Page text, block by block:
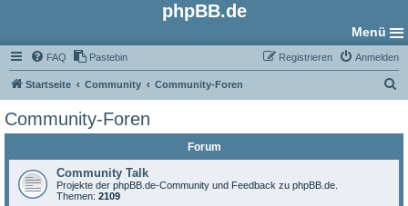
phpBB.de
Menü
FAQ Pastebin Anmelden
Registrieren
Startseite Community Community-Foren
Community-Foren
Forum
Community Talk
Projekte der phpBB.de-Community und Feedback zu phpBB.de.
Themen: 2109